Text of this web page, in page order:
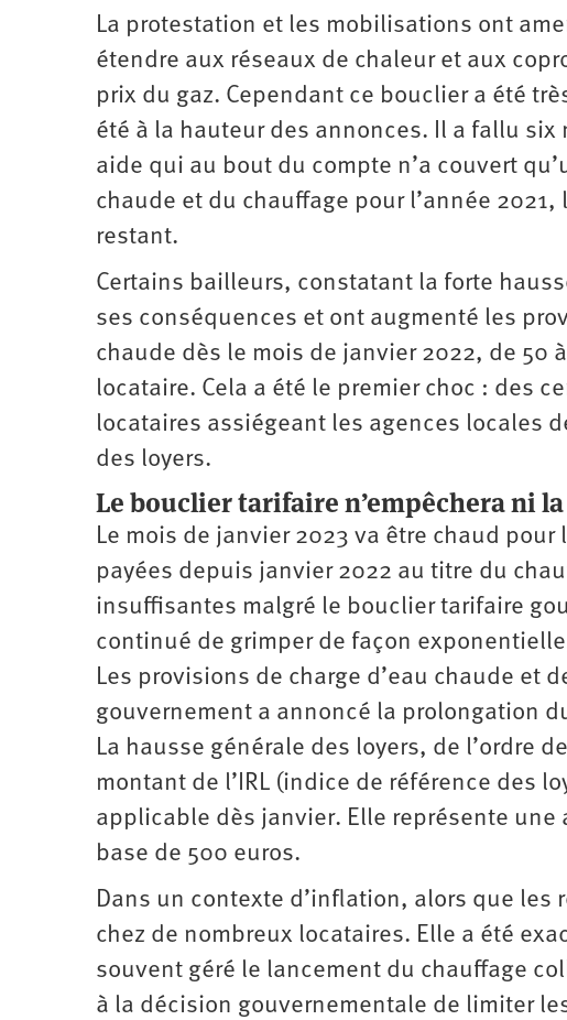
La protestation et les mobilisations ont
étendre aux réseaux de chaleur et aux
prix du gaz. Cependant ce bouclier a été
été à la hauteur des annonces. Il a fallu
aide qui au bout du compte n’a couvert
chaude et du chauffage pour l’année
restant.
Certains bailleurs, constatant la forte
ses conséquences et ont augmenté les
chaude dès le mois de janvier 2022, de 50
locataire. Cela a été le premier choc : des
locataires assiégeant les agences locales
des loyers.
Le bouclier tarifaire n’empêchera ni
Le mois de janvier 2023 va être chaud
payées depuis janvier 2022 au titre du
insuffisantes malgré le bouclier tarifaire
continué de grimper de façon
Les provisions de charge d’eau chaude et
gouvernement a annoncé la prolongation
La hausse générale des loyers, de l’ordre
montant de l’IRL (indice de référence des
applicable dès janvier. Elle représente une
base de 500 euros.
Dans un contexte d’inflation, alors que
chez de nombreux locataires. Elle a été
souvent géré le lancement du chauffage
à la décision gouvernementale de limiter